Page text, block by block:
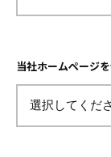
当社ホームページ